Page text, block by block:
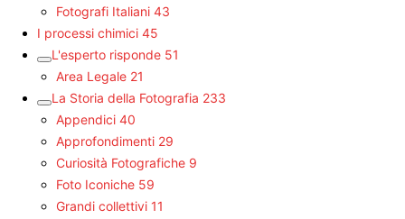
Fotografi Italiani 43
I processi chimici 45
L'esperto risponde 51
Area Legale 21
La Storia della Fotografia 233
Appendici 40
Approfondimenti 29
Curiosità Fotografiche 9
Foto Iconiche 59
Grandi collettivi 11